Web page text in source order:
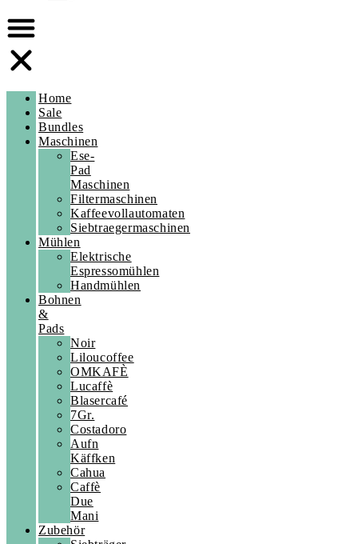
Home
Sale
Bundles
Maschinen
Ese-
Pad
Maschinen
Filtermaschinen
Kaffeevollautomaten
Siebtraegermaschinen
Mühlen
Elektrische
Espressomühlen
Handmühlen
Bohnen
&
Pads
Noir
Liloucoffee
OMKAFÈ
Lucaffè
Blasercafé
7Gr.
Costadoro
Aufn
Käffken
Cahua
Caffè
Due
Mani
Zubehör